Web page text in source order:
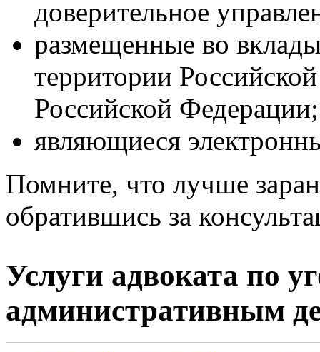
доверительное
размещенные во
территории
Российской Федерации;
являющиеся
Помните, что лучше
обратившись за
Услуги адвоката по
административным